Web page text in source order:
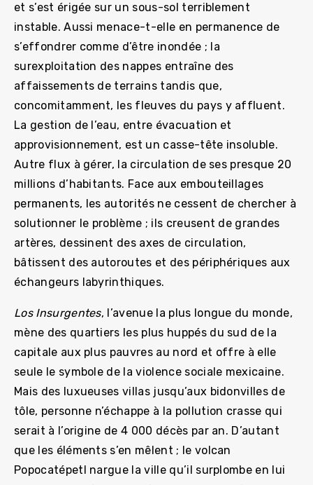
et s’est érigée sur un sous-sol terriblement
instable. Aussi menace-t-elle en permanence de
s’effondrer comme d’être inondée ; la
surexploitation des nappes entraîne des
affaissements de terrains tandis que,
concomitamment, les fleuves du pays y affluent.
La gestion de l’eau, entre évacuation et
approvisionnement, est un casse-tête insoluble.
Autre flux à gérer, la circulation de ses presque 20
millions d’habitants. Face aux embouteillages
permanents, les autorités ne cessent de chercher à
solutionner le problème ; ils creusent de grandes
artères, dessinent des axes de circulation,
bâtissent des autoroutes et des périphériques aux
échangeurs labyrinthiques.
Los Insurgentes, l’avenue la plus longue du monde,
mène des quartiers les plus huppés du sud de la
capitale aux plus pauvres au nord et offre à elle
seule le symbole de la violence sociale mexicaine.
Mais des luxueuses villas jusqu’aux bidonvilles de
tôle, personne n’échappe à la pollution crasse qui
serait à l’origine de 4 000 décès par an. D’autant
que les éléments s’en mêlent ; le volcan
Popocatépetl nargue la ville qu’il surplombe en lui